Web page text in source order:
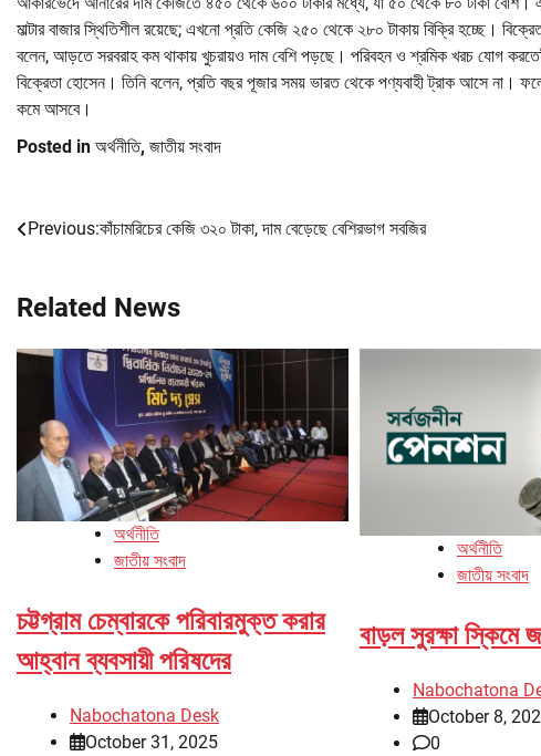
মাল্টার বাজার স্থিতিশীল রয়েছে; এখনো প্রতি কেজি ২৫০ থেকে ২৮০ টাকায় বিক্রি হচ্ছে।
বলেন, আড়তে সরবরাহ কম থাকায় খুচরায়ও দাম বেশি পড়ছে। পরিবহন ও শ্রমিক খরচ যোগ
বিক্রেতা হোসেন। তিনি বলেন, প্রতি বছর পূজার সময় ভারত থেকে পণ্যবাহী ট্রাক আসে না।
কমে আসবে।
Posted in অর্থনীতি, জাতীয় সংবাদ
Post
Previous:কাঁচামরিচের কেজি ৩২০ টাকা, দাম বেড়েছে বেশিরভাগ সবজির
Related News
অর্থনীতি
জাতীয় সংবাদ
চট্টগ্রাম চেম্বারকে পরিবারমুক্ত করার
আহ্বান ব্যবসায়ী পরিষদের
Nabochatona Desk
October 31, 2025
অর্থনীতি
জাতীয় সংবাদ
বাড়ল সুরক্ষা স্কিমে
Nabochatona
October 8,
0